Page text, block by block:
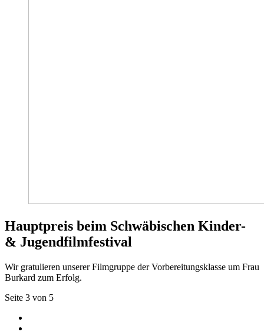
Hauptpreis beim Schwäbischen Kinder-
& Jugendfilmfestival
Wir gratulieren unserer Filmgruppe der Vorbereitungsklasse um Frau
Burkard zum Erfolg.
Seite 3 von 5